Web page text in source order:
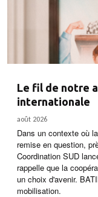
Le fil de notre
internationale
août 2026
Dans un contexte où
remise en question,
Coordination SUD
rappelle que la
un choix d'avenir.
mobilisation.